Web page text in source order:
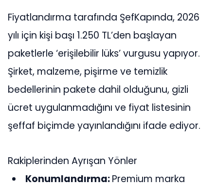
Fiyatlandırma tarafında ŞefKapında, 2026
yılı için kişi başı 1.250 TL’den başlayan
paketlerle ‘erişilebilir lüks’ vurgusu yapıyor.
Şirket, malzeme, pişirme ve temizlik
bedellerinin pakete dahil olduğunu, gizli
ücret uygulanmadığını ve fiyat listesinin
şeffaf biçimde yayınlandığını ifade ediyor.
Rakiplerinden Ayrışan Yönler
Konumlandırma:Premium marka